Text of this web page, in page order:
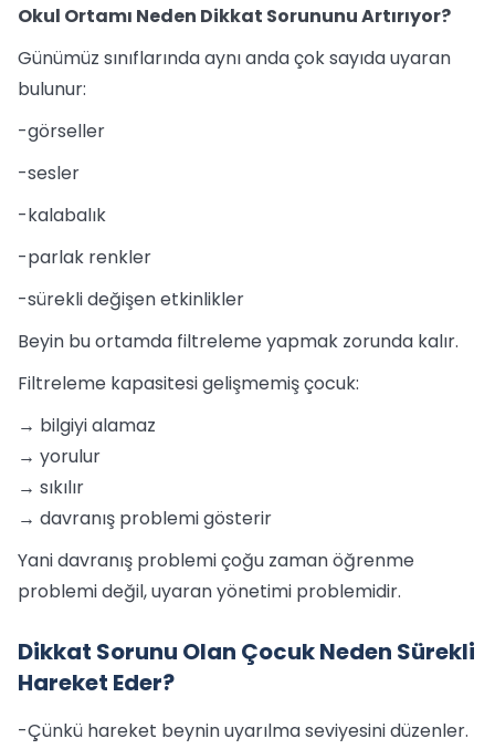
Okul Ortamı Neden Dikkat Sorununu Artırıyor?
Günümüz sınıflarında aynı anda çok sayıda uyaran
bulunur:
-görseller
-sesler
-kalabalık
-parlak renkler
-sürekli değişen etkinlikler
Beyin bu ortamda filtreleme yapmak zorunda kalır.
Filtreleme kapasitesi gelişmemiş çocuk:
→ bilgiyi alamaz
→ yorulur
→ sıkılır
→ davranış problemi gösterir
Yani davranış problemi çoğu zaman öğrenme
problemi değil, uyaran yönetimi problemidir.
Dikkat Sorunu Olan Çocuk Neden Sürekli
Hareket Eder?
-Çünkü hareket beynin uyarılma seviyesini düzenler.